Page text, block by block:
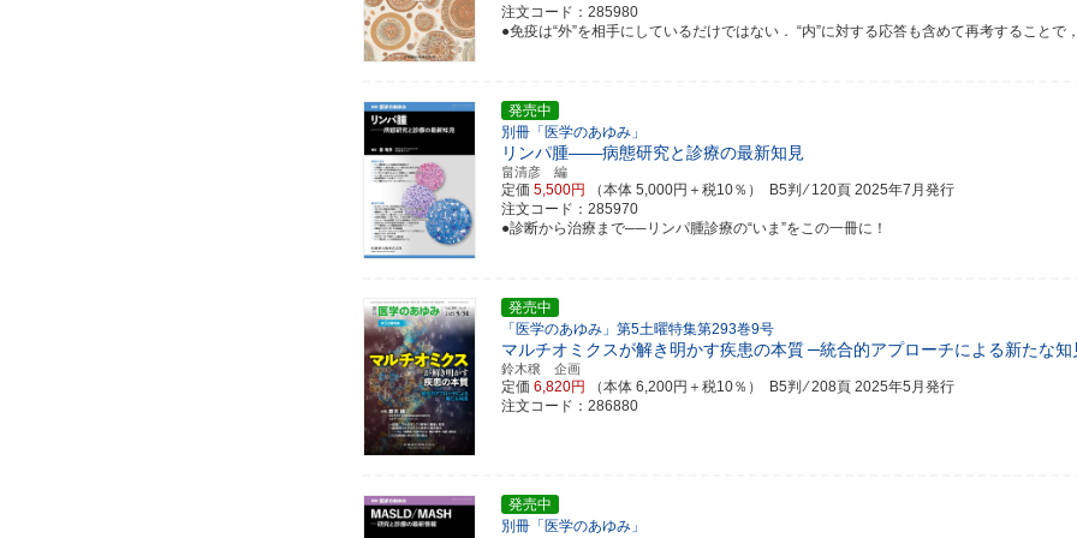
注文コード：285980
●免疫は“外”を相手にしているだけではない． “内”に対する応答も含めて再考することで
発売中
別冊「医学のあゆみ」
リンパ腫――病態研究と診療の最新知見
畠清彦 編
定価 5,500円 （本体 5,000円＋税10％） B5判 ⁄ 120頁 2025年7月発行
注文コード：285970
●診断から治療まで──リンパ腫診療の“いま”をこの一冊に！
発売中
「医学のあゆみ」第5土曜特集第293巻9号
マルチオミクスが解き明かす疾患の本質─統合的アプローチによる新たな知
鈴木穣 企画
定価 6,820円 （本体 6,200円＋税10％） B5判 ⁄ 208頁 2025年5月発行
注文コード：286880
発売中
別冊「医学のあゆみ」